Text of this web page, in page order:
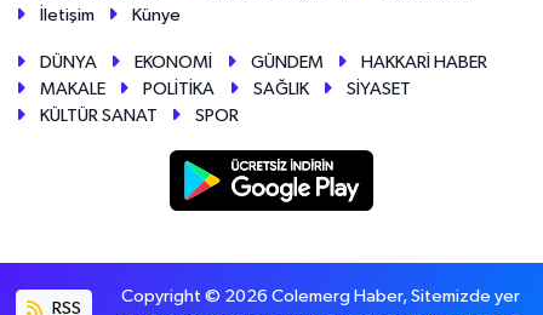
İletişim
Künye
DÜNYA EKONOMİ GÜNDEM
HAKKARİ HABER
MAKALE
POLİTİKA SAĞLIK
SİYASET
KÜLTÜR SANAT
SPOR
RSS
Copyright © 2026 Colemerg Haber, Sitemizde yer